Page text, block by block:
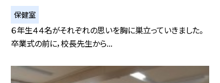
保健室
６年生４４名がそれぞれの思いを胸に巣立っていきました。
卒業式の前に，校長先生から...